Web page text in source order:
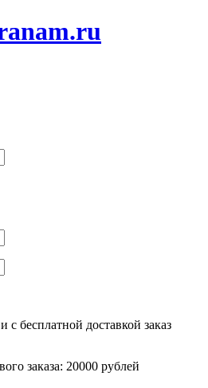
доставкой заказ
заказа: 20000 рублей